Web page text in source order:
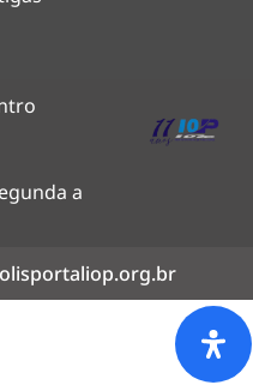
a
portaliop.org.br